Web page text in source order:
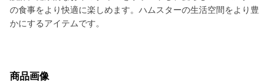
の食事をより快適に楽しめます。ハムスターの生活空間をより豊
かにするアイテムです。
商品画像